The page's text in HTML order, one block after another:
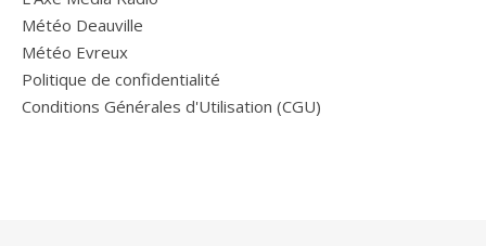
Météo Deauville
Météo Evreux
Politique de confidentialité
Conditions Générales d'Utilisation (CGU)